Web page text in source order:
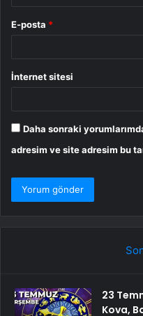
E-posta *
İnternet sitesi
Daha sonraki
adresim ve site adresim bu
23
Kova,